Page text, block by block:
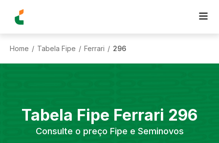
Home / Tabela Fipe / Ferrari / 296
Tabela Fipe Ferrari 296
Consulte o preço Fipe e Seminovos